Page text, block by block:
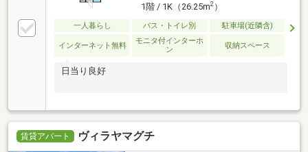
1階 / 1K（26.25m2）
一人暮らし バス・トイレ別 駐車場(近隣含)
インターネット無料
モニタ付インターホ
ン
収納スペース
日当り良好
賃貸アパート ヴィラヤマグチ